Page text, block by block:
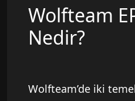
Wolfteam
Nedir?
Wolfteam’de iki